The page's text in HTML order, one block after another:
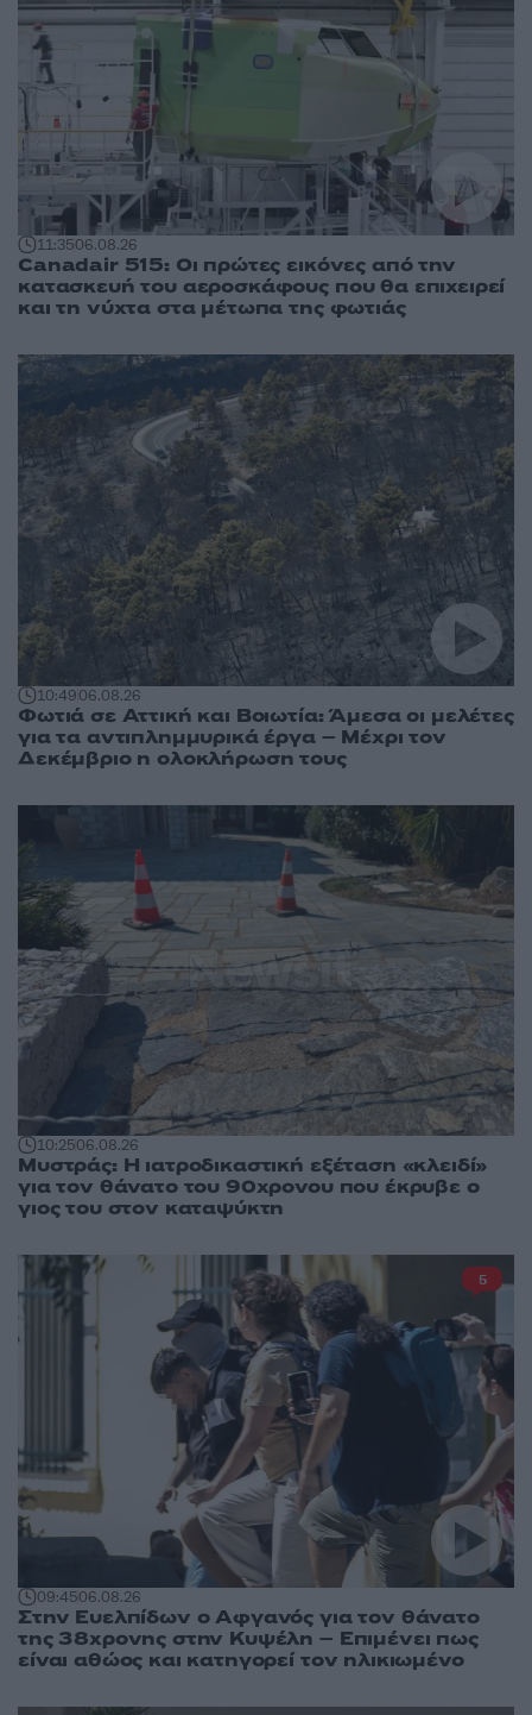
11:3506.08.26
Canadair 515: Οι πρώτες εικόνες από την
κατασκευή του αεροσκάφους που θα επιχειρεί
και τη νύχτα στα μέτωπα της φωτιάς
10:4906.08.26
Φωτιά σε Αττική και Βοιωτία: Άμεσα οι μελέτες
για τα αντιπλημμυρικά έργα – Μέχρι τον
Δεκέμβριο η ολοκλήρωση τους
10:2506.08.26
Μυστράς: Η ιατροδικαστική εξέταση «κλειδί»
για τον θάνατο του 90χρονου που έκρυβε ο
γιος του στον καταψύκτη
09:4506.08.26
Στην Ευελπίδων ο Αφγανός για τον θάνατο
της 38χρονης στην Κυψέλη – Επιμένει πως
είναι αθώος και κατηγορεί τον ηλικιωμένο
5